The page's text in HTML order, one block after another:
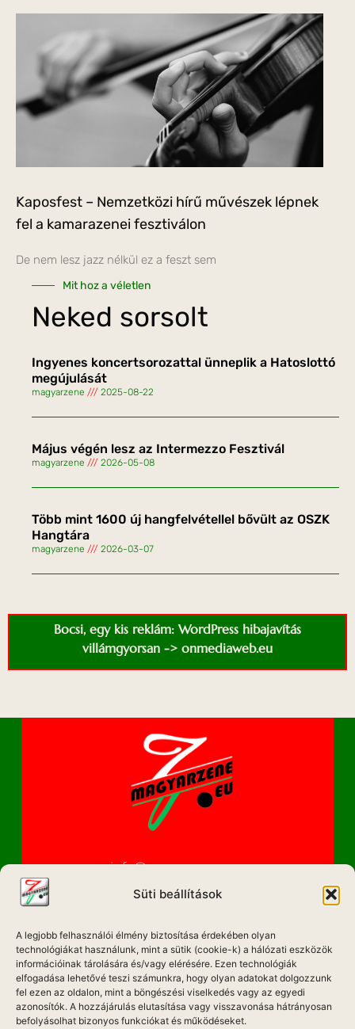
Süti beállítások
A legjobb felhasználói élmény biztosítása érdekében olyan
technológiákat használunk, mint a sütik (cookie-k) a hálózati eszközök
információinak tárolására és/vagy elérésére. Ezen technológiák
elfogadása lehetővé teszi számunkra, hogy olyan adatokat dolgozzunk
fel ezen az oldalon, mint a böngészési viselkedés vagy az egyedi
azonosítók. A hozzájárulás elutasítása vagy visszavonása hátrányosan
befolyásolhat bizonyos funkciókat és működéseket.
Kaposfest – Nemzetközi hírű művészek lépnek
fel a kamarazenei fesztiválon
De nem lesz jazz nélkül ez a feszt sem
Mit hoz a véletlen
Neked sorsolt
Ingyenes koncertsorozattal ünneplik a Hatoslottó
megújulását
magyarzene 2025-08-22
Május végén lesz az Intermezzo Fesztivál
magyarzene 2026-05-08
Több mint 1600 új hangfelvétellel bővült az OSZK
Hangtára
magyarzene 2026-03-07
Bocsi, egy kis reklám: WordPress hibajavítás
villámgyorsan -> onmediaweb.eu
info@magyarzene.eu
IMPRESSZUM
ETIKAI KÓDEX
MÉDIA AJÁNLAT